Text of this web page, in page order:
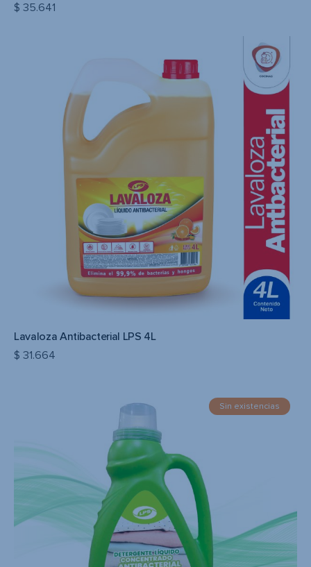
$ 35.641
Lavaloza Antibacterial LPS 4L
$ 31.664
Sin existencias